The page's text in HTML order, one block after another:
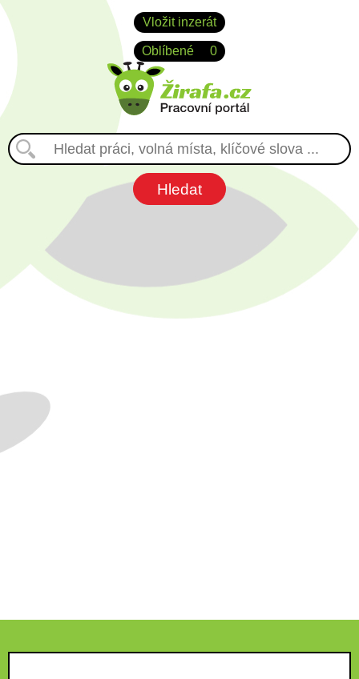
Vložit inzerát
Oblíbené 0